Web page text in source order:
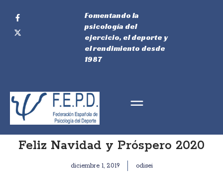
Fomentando la
psicología del
ejercicio, el deporte y
el rendimiento desde
1987
Feliz Navidad y Próspero 2020
diciembre 1, 2019 odisei